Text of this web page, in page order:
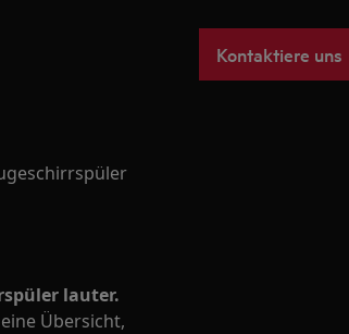
lauter.
Übersicht,
Kontaktiere uns